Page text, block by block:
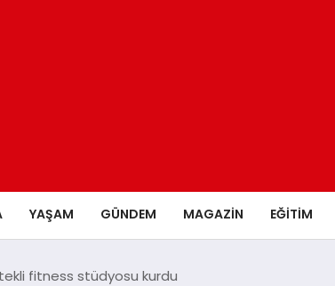
YAŞAM GÜNDEM MAGAZIN EĞITIM
fitness stüdyosu kurdu